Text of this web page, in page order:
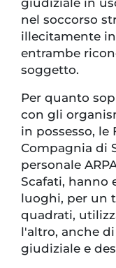
nel soccorso
illecitamente
entrambe
soggetto.
Per quanto
con gli
in possesso, le
Compagnia di
personale
Scafati, hanno
luoghi, per un
quadrati,
l'altro, anche
giudiziale e